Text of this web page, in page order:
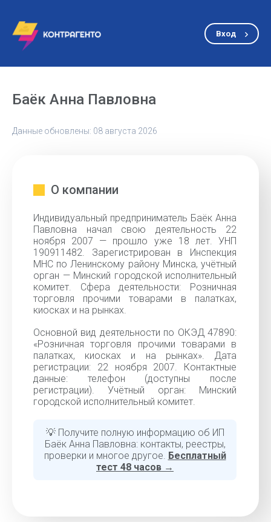
Вход
Баёк Анна Павловна
Данные обновлены: 08 августа 2026
О компании
Индивидуальный предприниматель Баёк Анна
Павловна начал свою деятельность 22
ноября 2007 — прошло уже 18 лет. УНП
190911482. Зарегистрирован в Инспекция
МНС по Ленинскому району Минска, учётный
орган — Минский городской исполнительный
комитет. Сфера деятельности: Розничная
торговля прочими товарами в палатках,
киосках и на рынках.
Основной вид деятельности по ОКЭД 47890:
«Розничная торговля прочими товарами в
палатках, киосках и на рынках». Дата
регистрации: 22 ноября 2007. Контактные
данные: телефон (доступны после
регистрации). Учётный орган: Минский
городской исполнительный комитет.
💡 Получите полную информацию об ИП
Баёк Анна Павловна: контакты, реестры,
проверки и многое другое. Бесплатный
тест 48 часов →